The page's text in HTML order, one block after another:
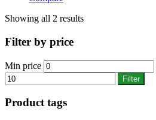
Showing all 2 results
Filter by price
Min price
Filter
Product tags